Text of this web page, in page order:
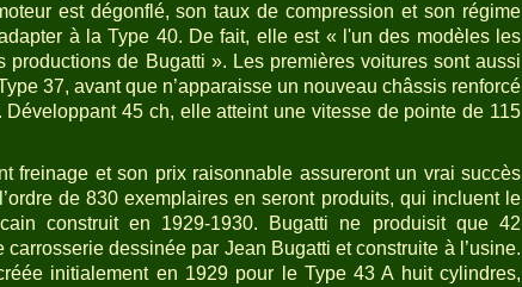
est dégonflé, son taux de compression et son régime
à la Type 40. De fait, elle est « l'un des modèles les
productions de Bugatti ». Les premières voitures sont aussi
37, avant que n’apparaisse un nouveau châssis renforcé
Développant 45 ch, elle atteint une vitesse de pointe de 115
freinage et son prix raisonnable assureront un vrai succès
de 830 exemplaires en seront produits, qui incluent le
construit en 1929-1930. Bugatti ne produisit que 42
carrosserie dessinée par Jean Bugatti et construite à l’usine.
initialement en 1929 pour le Type 43 A huit cylindres,